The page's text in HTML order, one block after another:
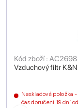
Vzduchový filtr
Kód zboží : AC2698
Neskladová položka
čas doručení 19 dní